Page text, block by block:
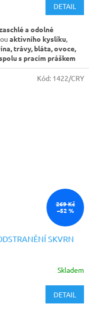
DETAIL
a odolné
aktivního kyslíku,
trávy, bláta, ovoce,
s pracím práškem
269 Kč
–52 %
SKVRN
Skladem
DETAIL
Kód: 1422/CRY